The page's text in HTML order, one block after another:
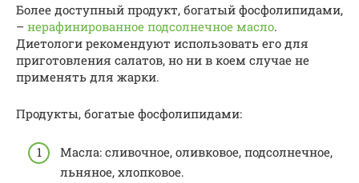
Более доступный продукт, богатый фосфолипидами,
– нерафинированное подсолнечное масло.
Диетологи рекомендуют использовать его для
приготовления салатов, но ни в коем случае не
применять для жарки.
Продукты, богатые фосфолипидами:
Масла: сливочное, оливковое, подсолнечное,
льняное, хлопковое.